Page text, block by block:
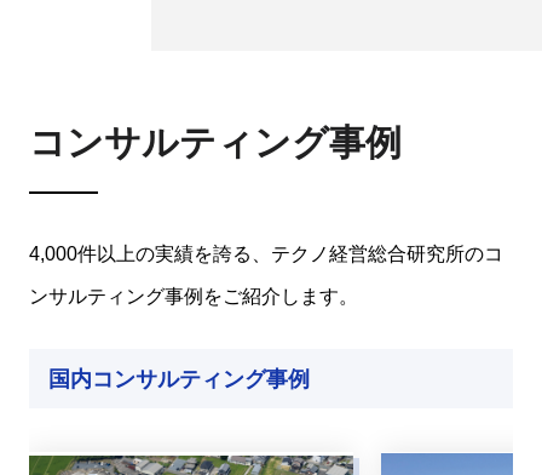
コンサルティング事例
4,000件以上の実績を誇る、テクノ経営総合研究所のコ
ンサルティング事例をご紹介します。
国内コンサルティング事例